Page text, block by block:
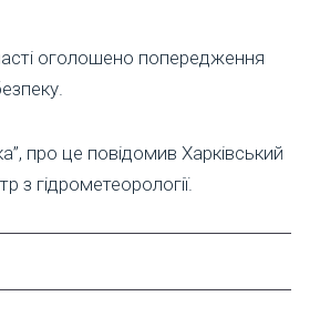
оголошено попередження
про це повідомив Харківський
з гідрометеорології.